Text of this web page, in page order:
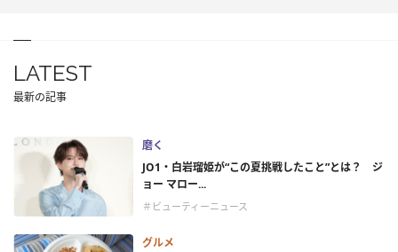
LATEST
最新の記事
磨く
JO1・白岩瑠姫が“この夏挑戦したこと”とは？ ジ
ョー マロー...
＃ビューティーニュース
グルメ